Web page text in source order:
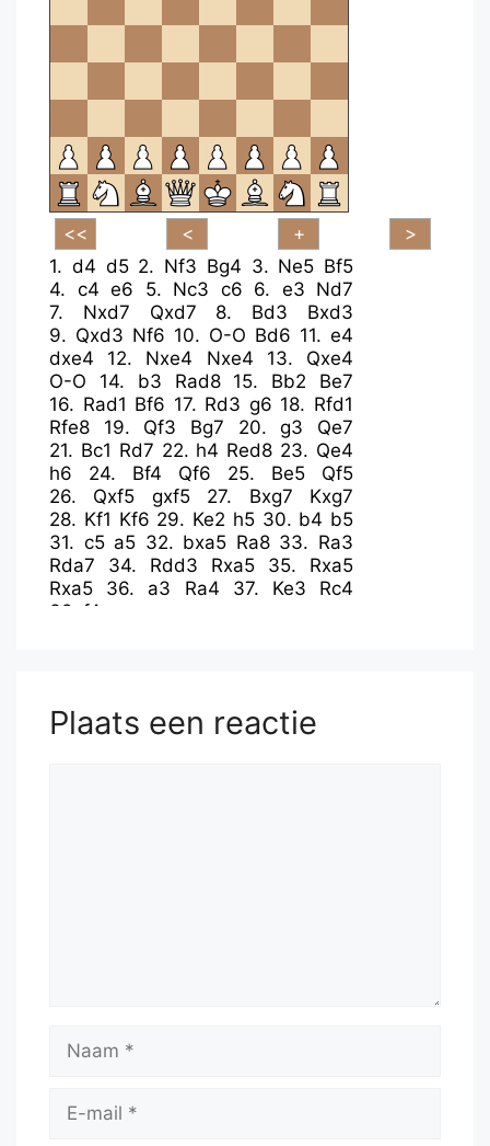
1. d4 d5 2. Nf3 Bg4 3. Ne5 Bf5
4. c4 e6 5. Nc3 c6 6. e3 Nd7
7. Nxd7 Qxd7 8. Bd3
Bxd3
9. Qxd3 Nf6 10. O-O Bd6 11. e4
dxe4
12. Nxe4 Nxe4 13. Qxe4
O-O
14. b3 Rad8 15. Bb2
Be7
16. Rad1 Bf6 17. Rd3 g6 18. Rfd1
Rfe8
19. Qf3 Bg7 20.g3
Qe7
21. Bc1 Rd7 22. h4 Red8 23. Qe4
h6
24. Bf4 Qf6 25. Be5
Qf5
26. Qxf5 gxf5 27. Bxg7
Kxg7
28. Kf1 Kf6 29. Ke2 h5 30. b4 b5
31. c5 a5 32. bxa5 Ra8 33. Ra3
Rda7
34. Rdd3 Rxa5 35. Rxa5
Rxa5
36. a3 Ra4 37. Ke3
Rc4
38. f4
Plaats een reactie
Naam